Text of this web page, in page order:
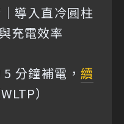
導入直冷圓柱
充電效率
分鐘補電， 續
）